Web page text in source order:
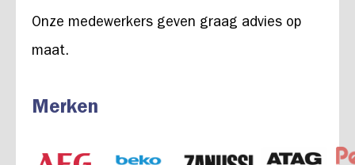
​Onze medewerkers geven graag advies op
maat.
Merken